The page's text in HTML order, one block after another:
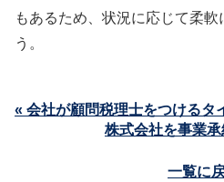
もあるため、状況に応じて柔軟
う。
« 会社が顧問税理士をつけるタ
株式会社を事業
一覧に